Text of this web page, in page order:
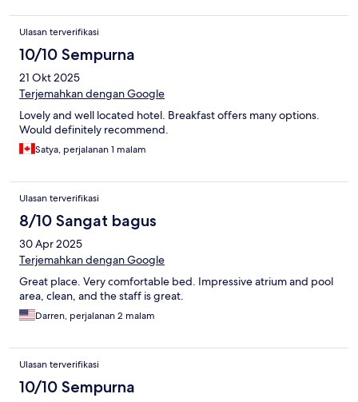
Ulasan terverifikasi
10/10 Sempurna
21 Okt 2025
Terjemahkan dengan Google
Lovely and well located hotel. Breakfast offers many options.
Would definitely recommend.
Satya, perjalanan 1 malam
Ulasan terverifikasi
8/10 Sangat bagus
30 Apr 2025
Terjemahkan dengan Google
Great place. Very comfortable bed. Impressive atrium and pool
area, clean, and the staff is great.
Darren, perjalanan 2 malam
Ulasan terverifikasi
10/10 Sempurna